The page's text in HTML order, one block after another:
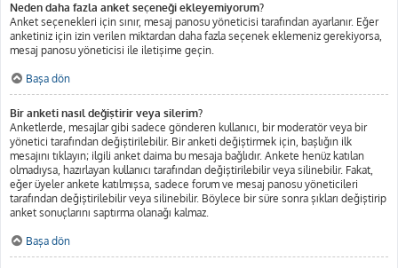
Neden daha fazla anket seçeneği ekleyemiyorum?
Anket seçenekleri için sınır, mesaj panosu yöneticisi tarafından ayarlanır. Eğer
anketiniz için izin verilen miktardan daha fazla seçenek eklemeniz gerekiyorsa,
mesaj panosu yöneticisi ile iletişime geçin.
Başa dön
Bir anketi nasıl değiştirir veya silerim?
Anketlerde, mesajlar gibi sadece gönderen kullanıcı, bir moderatör veya bir
yönetici tarafından değiştirilebilir. Bir anketi değiştirmek için, başlığın ilk
mesajını tıklayın; ilgili anket daima bu mesaja bağlıdır. Ankete henüz katılan
olmadıysa, hazırlayan kullanıcı tarafından değiştirilebilir veya silinebilir. Fakat,
eğer üyeler ankete katılmışsa, sadece forum ve mesaj panosu yöneticileri
tarafından değiştirilebilir veya silinebilir. Böylece bir süre sonra şıkları değiştirip
anket sonuçlarını saptırma olanağı kalmaz.
Başa dön